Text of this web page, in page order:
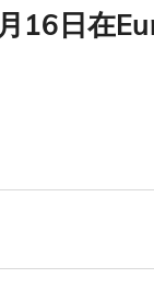
16日在